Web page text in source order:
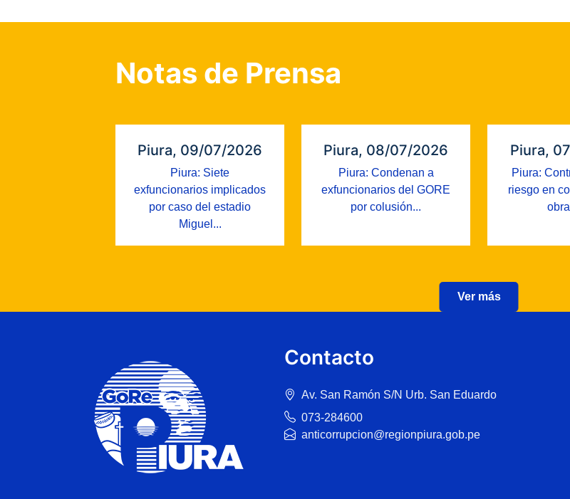
Notas de Prensa
Piura, 09/07/2026
Piura: Siete
exfuncionarios implicados
por caso del estadio
Miguel...
Piura, 08/07/2026
Piura: Condenan a
exfuncionarios del GORE
por colusión...
Piura,
Piura:
riesgo en
Ver más
Contacto
Av. San Ramón S/N Urb. San Eduardo
073-284600
anticorrupcion@regionpiura.gob.pe